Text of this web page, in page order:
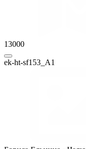
13000
ek-ht-sf153_A1